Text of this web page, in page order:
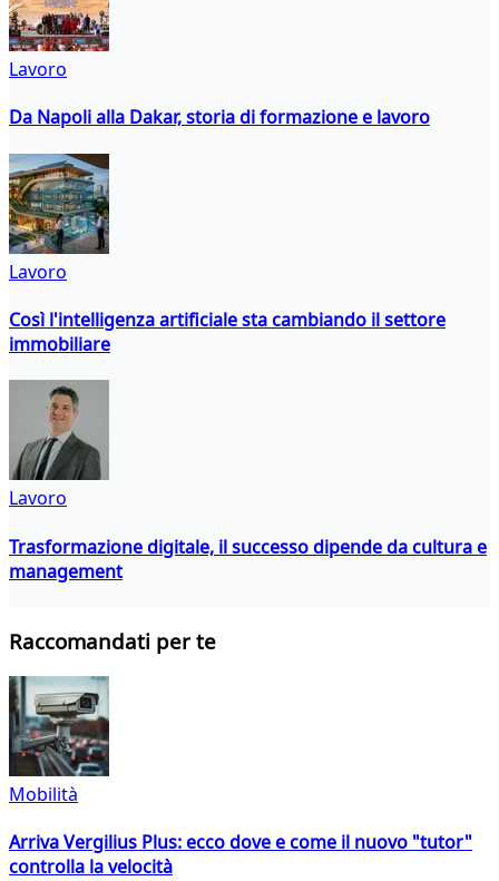
Lavoro
Da Napoli alla Dakar, storia di formazione e lavoro
Lavoro
Così l'intelligenza artificiale sta cambiando il settore
immobiliare
Lavoro
Trasformazione digitale, il successo dipende da cultura e
management
Raccomandati per te
Mobilità
Arriva Vergilius Plus: ecco dove e come il nuovo "tutor"
controlla la velocità